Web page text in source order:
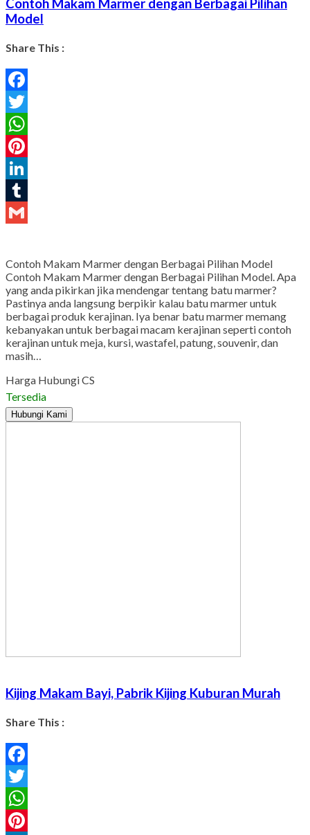
Contoh Makam Marmer dengan Berbagai Pilihan
Model
Share This :
Facebook
Twitter
WhatsApp
Pinterest
LinkedIn
Tumblr
Contoh Makam Marmer dengan Berbagai Pilihan Model
Contoh Makam Marmer dengan Berbagai Pilihan Model. Apa
yang anda pikirkan jika mendengar tentang batu marmer?
Pastinya anda langsung berpikir kalau batu marmer untuk
berbagai produk kerajinan. Iya benar batu marmer memang
kebanyakan untuk berbagai macam kerajinan seperti contoh
kerajinan untuk meja, kursi, wastafel, patung, souvenir, dan
masih…
Harga Hubungi CS
Tersedia
Hubungi Kami
Kijing Makam Bayi, Pabrik Kijing Kuburan Murah
Share This :
Facebook
Twitter
WhatsApp